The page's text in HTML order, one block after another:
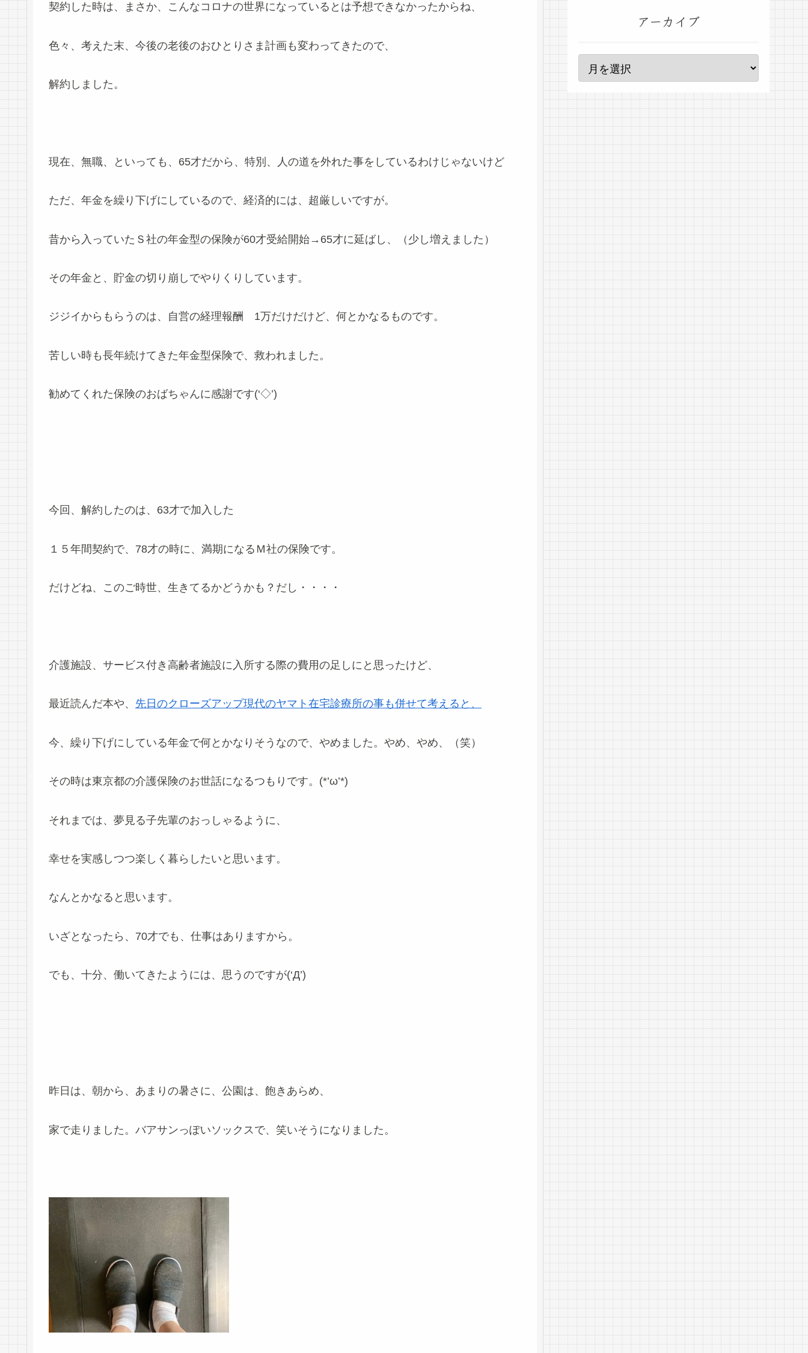
契約した時は、まさか、こんなコロナの世界になっているとは予想できなかったからね、
色々、考えた末、今後の老後のおひとりさま計画も変わってきたので、
解約しました。
現在、無職、といっても、65才だから、特別、人の道を外れた事をしているわけじゃないけど
ただ、年金を繰り下げにしているので、経済的には、超厳しいですが。
昔から入っていたＳ社の年金型の保険が60才受給開始→65才に延ばし、（少し増えました）
その年金と、貯金の切り崩しでやりくりしています。
ジジイからもらうのは、自営の経理報酬 1万だけだけど、何とかなるものです。
苦しい時も長年続けてきた年金型保険で、救われました。
勧めてくれた保険のおばちゃんに感謝です(‘◇’)ゞ
今回、解約したのは、63才で加入した
１５年間契約で、78才の時に、満期になるＭ社の保険です。
だけどね、このご時世、生きてるかどうかも？だし・・・・
介護施設、サービス付き高齢者施設に入所する際の費用の足しにと思ったけど、
最近読んだ本や、 先日のクローズアップ現代のヤマト在宅診療所の事も併せて考えると、
今、繰り下げにしている年金で何とかなりそうなので、やめました。やめ、やめ、（笑）
その時は東京都の介護保険のお世話になるつもりです。(*’ω’*)
それまでは、夢見る子先輩のおっしゃるように、
幸せを実感しつつ楽しく暮らしたいと思います。
なんとかなると思います。
いざとなったら、70才でも、仕事はありますから。
でも、十分、働いてきたようには、思うのですが(‘Д’)
昨日は、朝から、あまりの暑さに、公園は、飽きあらめ、
家で走りました。バアサンっぽいソックスで、笑いそうになりました。
アーカイブ